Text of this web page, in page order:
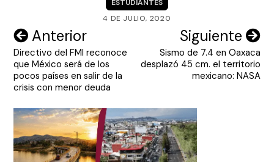
ESTUDIANTES
4 DE JULIO, 2020
Navegación
de
entradas
Anterior
Directivo del FMI reconoce
que México será de los
pocos países en salir de la
crisis con menor deuda
Siguiente
Sismo de 7.4 en Oaxaca
desplazó 45 cm. el territorio
mexicano: NASA